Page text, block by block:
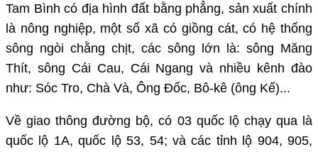
Tam Bình có địa hình đất bằng phẳng, sản xuất chính
là nông nghiệp, một số xã có giồng cát, có hệ thống
sông ngòi chằng chịt, các sông lớn là: sông Măng
Thít, sông Cái Cau, Cái Ngang và nhiều kênh đào
như: Sóc Tro, Chà Và, Ông Đốc, Bô-kê (ông Kế)...
Về giao thông đường bộ, có 03 quốc lộ chạy qua là
quốc lộ 1A, quốc lộ 53, 54; và các tỉnh lộ 904, 905,